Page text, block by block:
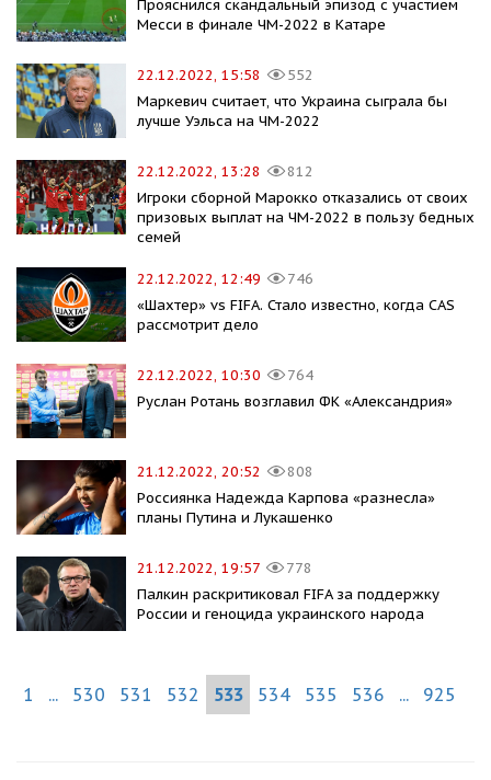
Прояснился скандальный эпизод с участием
Месси в финале ЧМ-2022 в Катаре
22.12.2022, 15:58
552
Маркевич считает, что Украина сыграла бы
лучше Уэльса на ЧМ-2022
22.12.2022, 13:28
812
Игроки сборной Марокко отказались от своих
призовых выплат на ЧМ-2022 в пользу бедных
семей
22.12.2022, 12:49
746
«Шахтер» vs FIFA. Стало известно, когда CAS
рассмотрит дело
22.12.2022, 10:30
764
Руслан Ротань возглавил ФК «Александрия»
21.12.2022, 20:52
808
Россиянка Надежда Карпова «разнесла»
планы Путина и Лукашенко
21.12.2022, 19:57
778
Палкин раскритиковал FIFA за поддержку
России и геноцида украинского народа
1 ... 530 531 532 533 534 535 536 ... 925